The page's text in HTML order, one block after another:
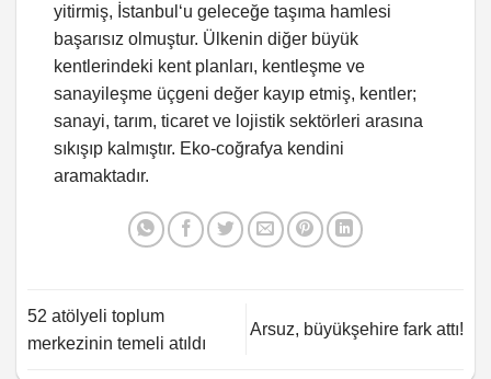
yitirmiş, İstanbul‘u geleceğe taşıma hamlesi
başarısız olmuştur. Ülkenin diğer büyük
kentlerindeki kent planları, kentleşme ve
sanayileşme üçgeni değer kayıp etmiş, kentler;
sanayi, tarım, ticaret ve lojistik sektörleri arasına
sıkışıp kalmıştır. Eko-coğrafya kendini
aramaktadır.
52 atölyeli toplum
merkezinin temeli atıldı
Arsuz, büyükşehire fark attı!